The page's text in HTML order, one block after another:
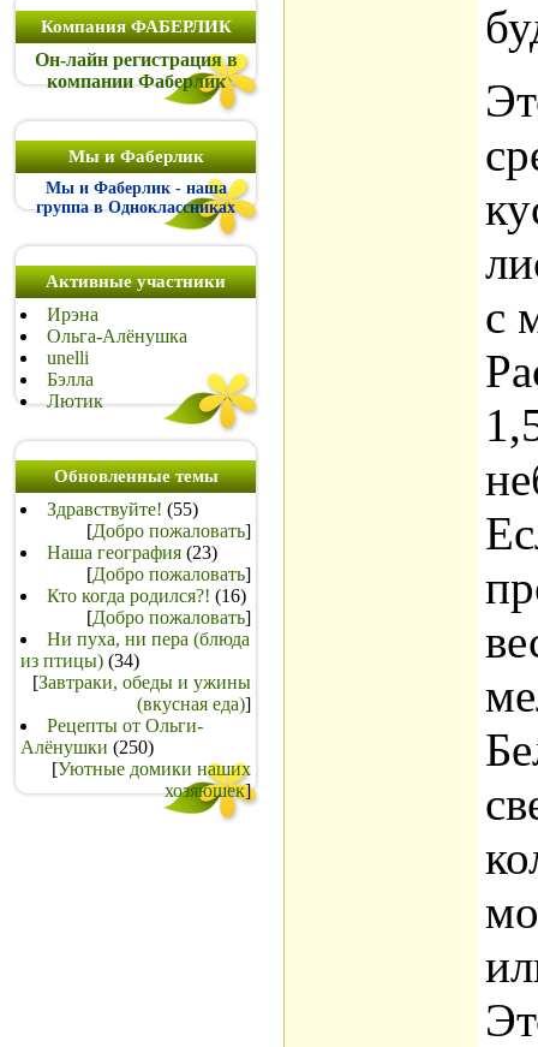
Компания ФАБЕРЛИК
Он-лайн регистрация в
компании Фаберлик
Мы и Фаберлик
Мы и Фаберлик - наша
группа в Одноклассниках
Активные участники
Ирэна
Ольга-Алёнушка
unelli
Бэлла
Лютик
Обновленные темы
Здравствуйте! (55)
[Добро пожаловать]
Наша география (23)
[Добро пожаловать]
Кто когда родился?! (16)
[Добро пожаловать]
Ни пуха, ни пера (блюда
из птицы) (34)
[Завтраки, обеды и ужины
(вкусная еда)]
Рецепты от Ольги-
Алёнушки (250)
[Уютные домики наших
хозяюшек]
с